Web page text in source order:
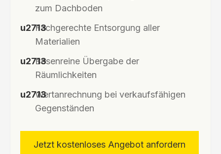
zum Dachboden
Fachgerechte Entsorgung aller
Materialien
Besenreine Übergabe der
Räumlichkeiten
Wertanrechnung bei verkaufsfähigen
Gegenständen
Jetzt kostenloses Angebot anfordern